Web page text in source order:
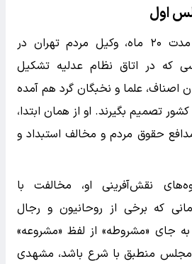
اول
مشهدی باقر بقال به مدت ۲۰ ماه، وکیل مردم تهران در
که در اتاق نظام عدلیه تشکیل
اصناف، علما و نخبگان گرد هم آمده
تصمیم بگیرند. او از همان ابتدا،
حقوق مردم و مخالف استبداد و
نقش‌آفرینی او، مخالفت با
که برخی از روحانیون و رجال
جای «مشروطه» از لفظ «مشروعه»
مجلس منطبق با شرع باشد، مشهدی